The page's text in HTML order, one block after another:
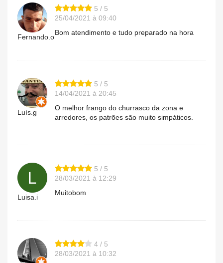
Fernando.o
5 / 5
25/04/2021 à 09:40
Bom atendimento e tudo preparado na hora
Luís.g
5 / 5
14/04/2021 à 20:45
O melhor frango do churrasco da zona e
arredores, os patrões são muito simpáticos.
Luisa.i
5 / 5
28/03/2021 à 12:29
Muitobom
4 / 5
28/03/2021 à 10:32